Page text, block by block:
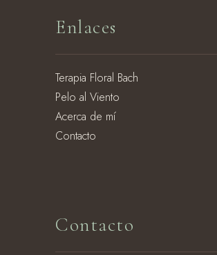
Enlaces
Terapia Floral Bach
Pelo al Viento
Acerca de mí
Contacto
Contacto